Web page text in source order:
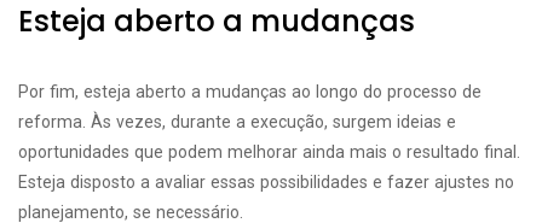
Esteja aberto a mudanças
Por fim, esteja aberto a mudanças ao longo do processo de
reforma. Às vezes, durante a execução, surgem ideias e
oportunidades que podem melhorar ainda mais o resultado final.
Esteja disposto a avaliar essas possibilidades e fazer ajustes no
planejamento, se necessário.